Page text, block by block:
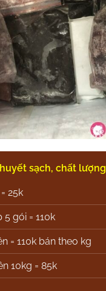
sạch, chất
25k
5 gói = 110k
= 110k bán theo kg
10kg = 85k